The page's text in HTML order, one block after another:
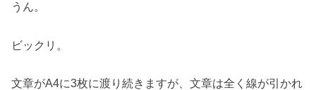
うん。
ビックリ。
文章がA4に3枚に渡り続きますが、文章は全く線が引かれ